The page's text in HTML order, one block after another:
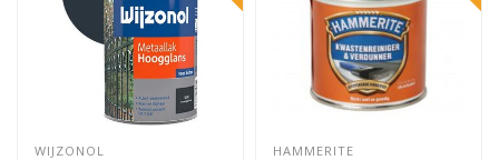
WIJZONOL HAMMERITE